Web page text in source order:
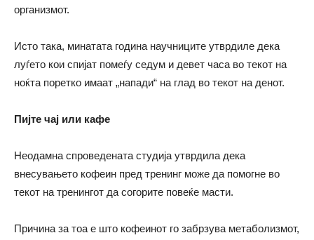
организмот.
Исто така, минатата година научниците утврдиле дека
луѓето кои спијат помеѓу седум и девет часа во текот на
ноќта поретко имаат „напади“ на глад во текот на денот.
Пијте чај или кафе
Неодамна спроведената студија утврдила дека
внесувањето кофеин пред тренинг може да помогне во
текот на тренингот да согорите повеќе масти.
Причина за тоа е што кофеинот го забрзува метаболизмот,